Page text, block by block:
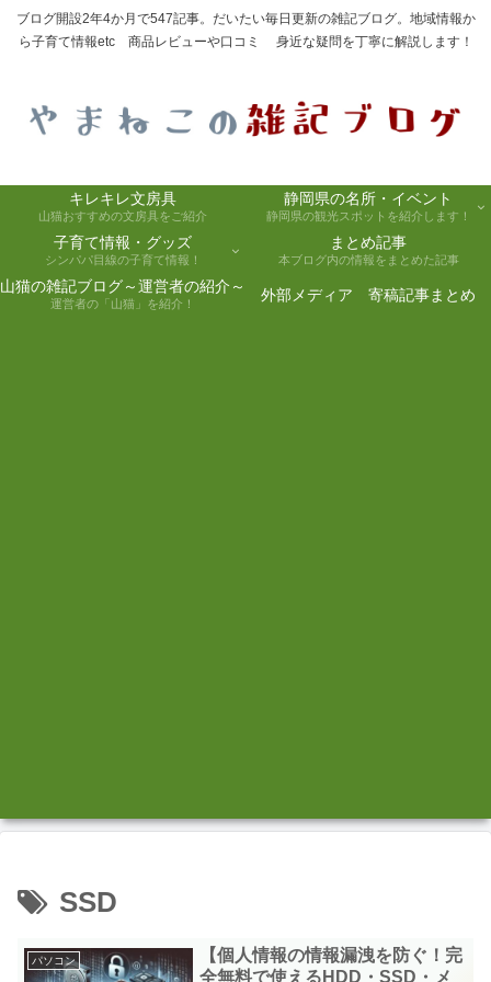
ブログ開設2年4か月で547記事。だいたい毎日更新の雑記ブログ。地域情報か
ら子育て情報etc 商品レビューや口コミ 身近な疑問を丁寧に解説します！
キレキレ文房具
山猫おすすめの文房具をご紹介
静岡県の名所・イベント
静岡県の観光スポットを紹介します！
子育て情報・グッズ
シンパパ目線の子育て情報！
まとめ記事
本ブログ内の情報をまとめた記事
山猫の雑記ブログ～運営者の紹介～
運営者の「山猫」を紹介！ 外部メディア 寄稿記事まとめ
SSD
パソコン
【個人情報の情報漏洩を防ぐ！完
全無料で使えるHDD・SSD・メ